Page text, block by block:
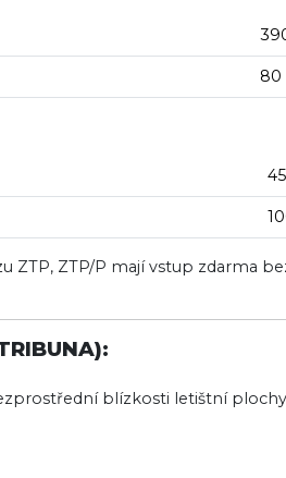
80
ZTP, ZTP/P mají vstup zdarma
blízkosti letištní plochy